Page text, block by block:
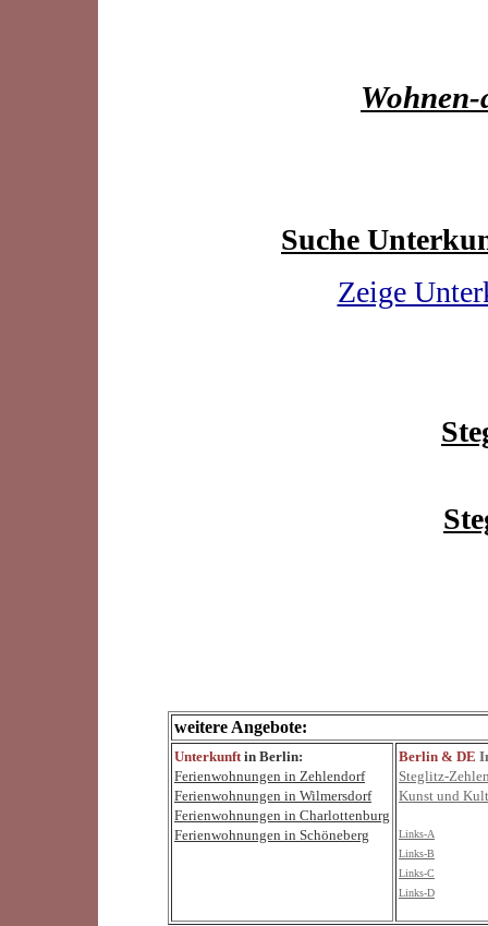
Suche
Zeige
weitere Angebote:
Unterkunftin Berlin:
Ferienwohnungen in Zehlendorf
Ferienwohnungen in Wilmersdorf
Ferienwohnungen in Charlottenburg
Ferienwohnungen in Schöneberg
Berlin & DE
Steglitz-
Kunst und
Links-A
Links-B
Links-C
Links-D